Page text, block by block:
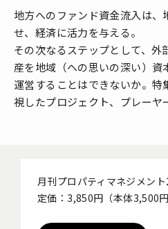
地方へのファンド資金流入は、
せ、経済に活力を与える。
その次なるステップとして、外
産を地域（への思いの深い）資
運営することはできないか。
視したプロジェクト、プレーヤ
月刊プロパティマネジメン
定価：3,850円（本体3,500円